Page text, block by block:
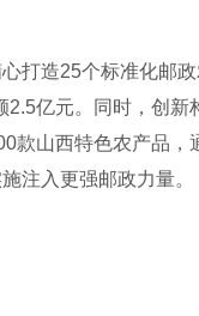
造25个标准化邮政
亿元。同时，创新
款山西特色农产品，
注入更强邮政力量。